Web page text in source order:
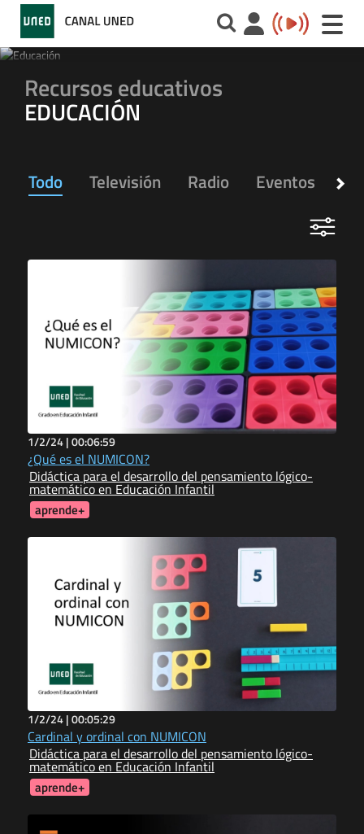
Toggle
Recursos educativos
EDUCACIÓN
Todo Televisión Radio Eventos
1/2/24 |00:06:59
¿Qué es el NUMICON?
Didáctica para el desarrollo del pensamiento lógico-
matemático en Educación Infantil
aprende+
1/2/24 |00:05:29
Cardinal y ordinal con NUMICON
Didáctica para el desarrollo del pensamiento lógico-
matemático en Educación Infantil
aprende+